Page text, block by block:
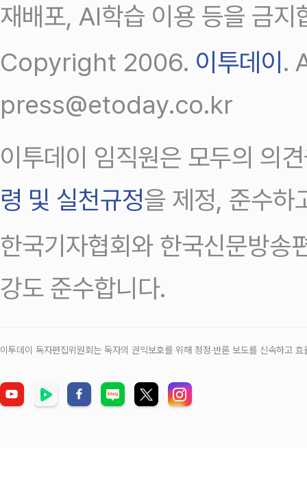
재배포, AI학습 이용 등을 금지
Copyright 2006. 이투데이 .
press@etoday.co.kr
이투데이 임직원은 모두의 의
령 및 실천규정을 제정, 준수하
한국기자협회와 한국신문방송
강도 준수합니다.
이투데이 독자편집위원회는 독자의 권익보호를 위해 정정‧반론 보도를 신속하고